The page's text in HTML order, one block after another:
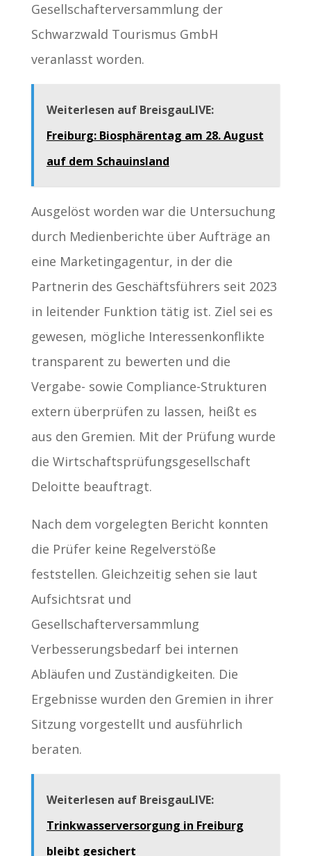
Gesellschafterversammlung der
Schwarzwald Tourismus GmbH
veranlasst worden.
Weiterlesen auf BreisgauLIVE:
Freiburg: Biosphärentag am 28. August
auf dem Schauinsland
Ausgelöst worden war die Untersuchung
durch Medienberichte über Aufträge an
eine Marketingagentur, in der die
Partnerin des Geschäftsführers seit 2023
in leitender Funktion tätig ist. Ziel sei es
gewesen, mögliche Interessenkonflikte
transparent zu bewerten und die
Vergabe- sowie Compliance-Strukturen
extern überprüfen zu lassen, heißt es
aus den Gremien. Mit der Prüfung wurde
die Wirtschaftsprüfungsgesellschaft
Deloitte beauftragt.
Nach dem vorgelegten Bericht konnten
die Prüfer keine Regelverstöße
feststellen. Gleichzeitig sehen sie laut
Aufsichtsrat und
Gesellschafterversammlung
Verbesserungsbedarf bei internen
Abläufen und Zuständigkeiten. Die
Ergebnisse wurden den Gremien in ihrer
Sitzung vorgestellt und ausführlich
beraten.
Weiterlesen auf BreisgauLIVE:
Trinkwasserversorgung in Freiburg
bleibt gesichert